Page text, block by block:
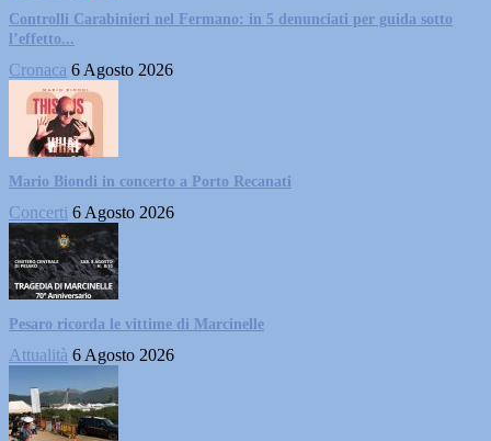
Controlli Carabinieri nel Fermano: in 5 denunciati per guida sotto
l’effetto...
Cronaca 6 Agosto 2026
Mario Biondi in concerto a Porto Recanati
Concerti 6 Agosto 2026
Pesaro ricorda le vittime di Marcinelle
Attualità 6 Agosto 2026